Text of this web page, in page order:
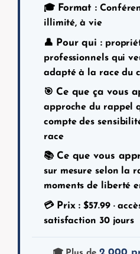
🎓 Format :
illimité, à vie
👤 Pour qui :
professionnels qui
adapté à la race du
🎯 Ce que ça vous
approche du rappel
compte des
race
📚 Ce que vous
sur mesure selon la
moments de liberté
💳 Prix : $57.99·
satisfaction 30 jours